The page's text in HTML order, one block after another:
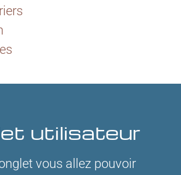
utilisateur
vous allez pouvoir